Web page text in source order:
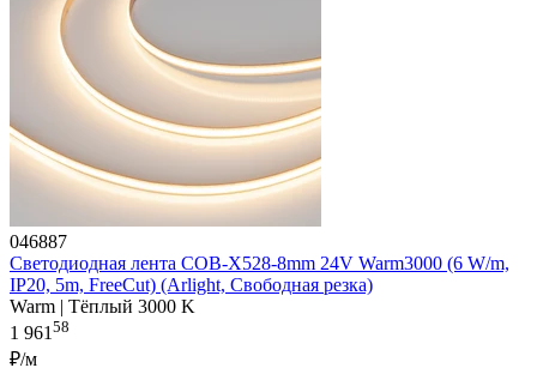
046887
Светодиодная лента COB-X528-8mm 24V Warm3000 (6 W/m,
IP20, 5m, FreeCut) (Arlight, Свободная резка)
Warm | Тёплый 3000 K
1 96158
₽/м